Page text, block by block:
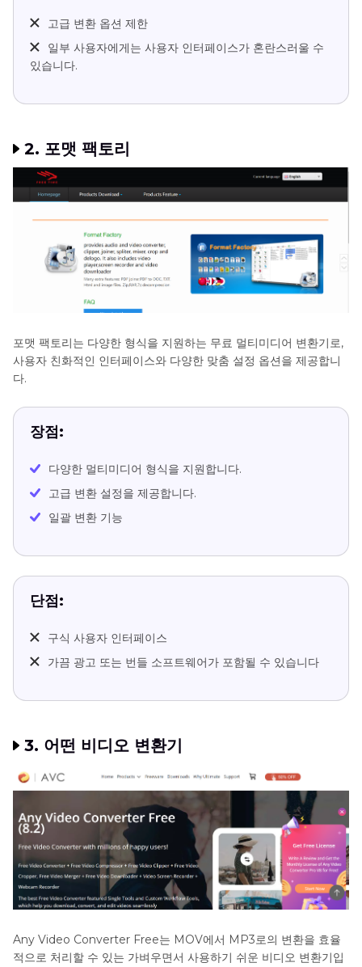
고급 변환 옵션 제한
일부 사용자에게는 사용자 인터페이스가 혼란스러울 수
있습니다.
2. 포맷 팩토리
포맷 팩토리는 다양한 형식을 지원하는 무료 멀티미디어 변환기로,
사용자 친화적인 인터페이스와 다양한 맞춤 설정 옵션을 제공합니
다.
장점:
다양한 멀티미디어 형식을 지원합니다.
고급 변환 설정을 제공합니다.
일괄 변환 기능
단점:
구식 사용자 인터페이스
가끔 광고 또는 번들 소프트웨어가 포함될 수 있습니다
3. 어떤 비디오 변환기
Any Video Converter Free는 MOV에서 MP3로의 변환을 효율
적으로 처리할 수 있는 가벼우면서 사용하기 쉬운 비디오 변환기입